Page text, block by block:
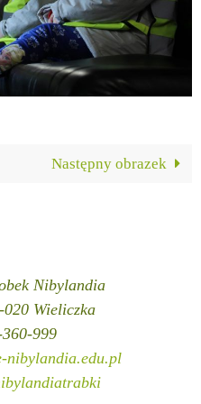
Następny obrazek
Nibylandia
Wieliczka
999
nibylandia.edu.pl